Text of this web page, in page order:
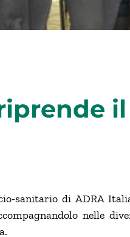
sanitario di ADRA
nelle